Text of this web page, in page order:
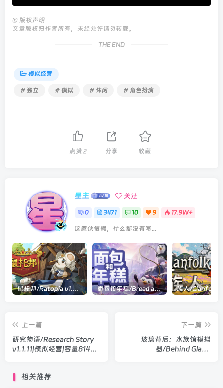
© 版权声明
文章版权归作者所有，未经允许请勿转载。
THE END
模拟经营
# 独立 # 模拟 # 休闲 # 角色扮演
点赞 2 分享 收藏
星主 关注
0 3471 10 9 17.9W+
这家伙很懒，什么都没有写...
鼠托邦/Ratopia v1.0.0530|策略模拟|容量2.9GB|官方中文版 面包和年糕/Bread and Fred Build.21411256|动作冒险|容量1.1GB|官方中文版
上一篇
研究物语/Research Story
v1.1.11|模拟经营|容量814M|
下一篇
玻璃背后：水族馆模拟
器/Behind Glass:
相关推荐